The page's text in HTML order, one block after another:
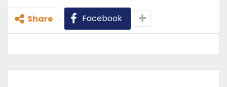
Share Facebook